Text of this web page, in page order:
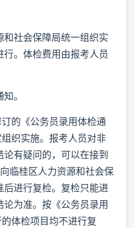
社会保障局统一组织实
。体检费用由报考人员
。
《公务员录用体检通
织实施。报考人员对非
论有疑问的，可以在接到
临桂区人力资源和社会保
进行复检。复检只能进
为准。按《公务员录用
体检项目均不进行复